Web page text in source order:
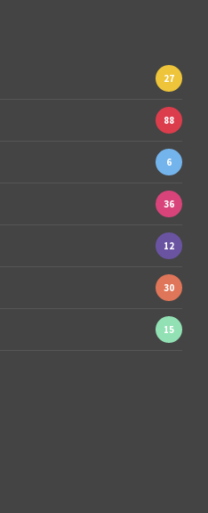
27
88
6
36
12
30
15